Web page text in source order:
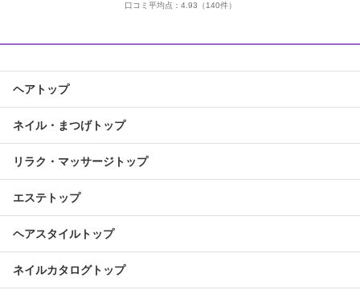
口コミ平均点： 4.93 （140件）
ヘアトップ
ネイル・まつげトップ
リラク・マッサージトップ
エステトップ
ヘアスタイルトップ
ネイルカタログトップ